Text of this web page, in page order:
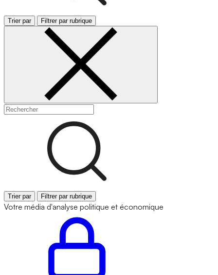
Trier par Filtrer par rubrique
Trier par Filtrer par rubrique
Votre média d'analyse politique et économique